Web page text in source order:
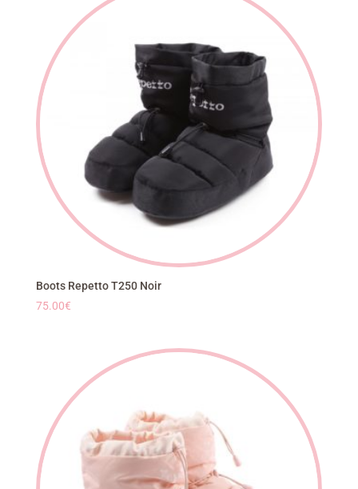
42.00€.
Boots Repetto T250 Noir
75.00€